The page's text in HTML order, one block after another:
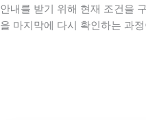
안내를 받기 위해 현재 조건을
을 마지막에 다시 확인하는 과